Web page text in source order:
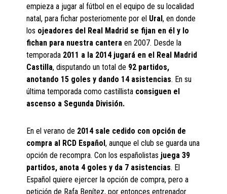
empieza a jugar al fútbol en el equipo de su localidad
natal, para fichar posteriomente por el Ural, en donde
los ojeadores del Real Madrid se fijan en él y lo
fichan para nuestra cantera en 2007. Desde la
temporada 2011 a la 2014 jugará en el Real Madrid
Castilla, disputando un total de 92 partidos,
anotando 15 goles y dando 14 asistencias. En su
última temporada como castillista consiguen el
ascenso a Segunda División.
En el verano de 2014 sale cedido con opción de
compra al RCD Español, aunque el club se guarda una
opción de recompra. Con los españolistas juega 39
partidos, anota 4 goles y da 7 asistencias. El
Español quiere ejercer la opción de compra, pero a
petición de Rafa Benítez, por entonces entrenador